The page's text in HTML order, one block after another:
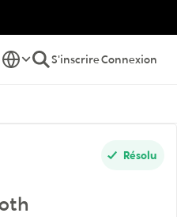
S'inscrireConnexion
forum Résolu